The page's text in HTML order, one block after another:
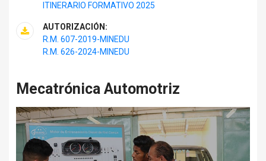
ITINERARIO FORMATIVO 2025
AUTORIZACIÓN:
R.M. 607-2019-MINEDU
R.M. 626-2024-MINEDU
Mecatrónica Automotriz